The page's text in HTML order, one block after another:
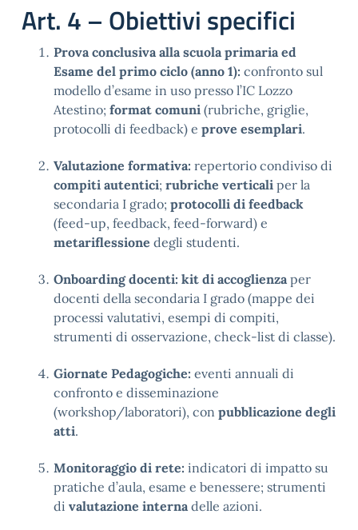
Art. 4 – Obiettivi specifici
Prova conclusiva alla scuola primaria ed
Esame del primo ciclo (anno 1): confronto sul
modello d’esame in uso presso l’IC Lozzo
Atestino; format comuni (rubriche, griglie,
protocolli di feedback) e prove esemplari.
Valutazione formativa: repertorio condiviso di
compiti autentici; rubriche verticali per la
secondaria I grado; protocolli di feedback
(feed-up, feedback, feed-forward) e
metariflessione degli studenti.
Onboarding docenti: kit di accoglienzaper
docenti della secondaria I grado (mappe dei
processi valutativi, esempi di compiti,
strumenti di osservazione, check-list di classe).
Giornate Pedagogiche: eventi annuali di
confronto e disseminazione
(workshop/laboratori), con pubblicazione degli
atti.
Monitoraggio di rete: indicatori di impatto su
pratiche d’aula, esame e benessere; strumenti
di valutazione internadelle azioni.